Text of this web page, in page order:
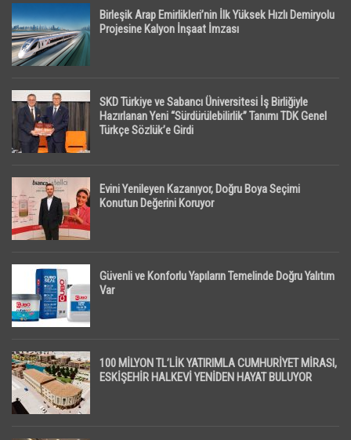
Birleşik Arap Emirlikleri’nin İlk Yüksek Hızlı Demiryolu
Projesine Kalyon İnşaat İmzası
SKD Türkiye ve Sabancı Üniversitesi İş Birliğiyle
Hazırlanan Yeni “Sürdürülebilirlik” Tanımı TDK Genel
Türkçe Sözlük’e Girdi
Evini Yenileyen Kazanıyor, Doğru Boya Seçimi
Konutun Değerini Koruyor
Güvenli ve Konforlu Yapıların Temelinde Doğru Yalıtım
Var
100 MİLYON TL’LİK YATIRIMLA CUMHURİYET MİRASI,
ESKİŞEHİR HALKEVİ YENİDEN HAYAT BULUYOR